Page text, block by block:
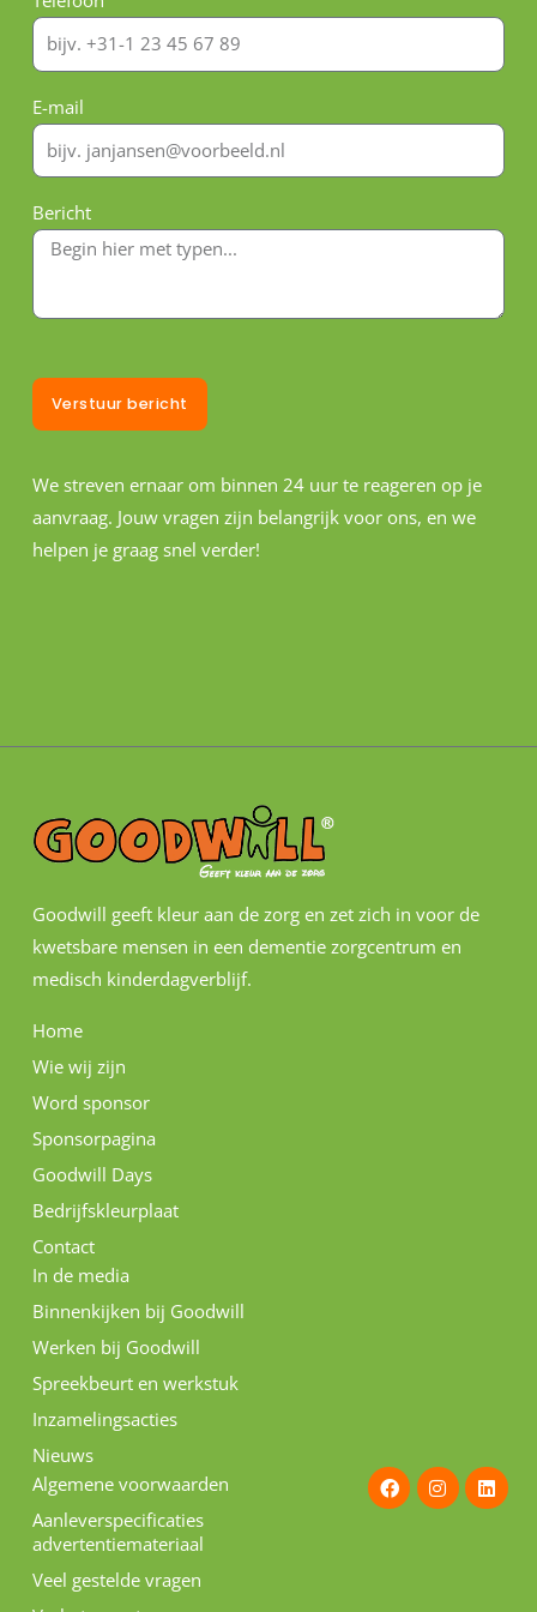
E-mail
Bericht
Verstuur bericht
We streven ernaar om binnen 24 uur te reageren op je
aanvraag. Jouw vragen zijn belangrijk voor ons, en we
helpen je graag snel verder!
Goodwill geeft kleur aan de zorg en zet zich in voor de
kwetsbare mensen in een dementie zorgcentrum en
medisch kinderdagverblijf.
Home
Wie wij zijn
Word sponsor
Sponsorpagina
Goodwill Days
Bedrijfskleurplaat
Contact
In de media
Binnenkijken bij Goodwill
Werken bij Goodwill
Spreekbeurt en werkstuk
Inzamelingsacties
Nieuws
Algemene voorwaarden
Aanleverspecificaties
advertentiemateriaal
Veel gestelde vragen
F
a
c
I
n
s
L
i
n